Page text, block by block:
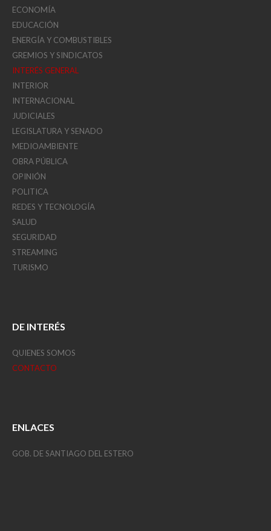
ECONOMÍA
EDUCACIÓN
ENERGÍA Y COMBUSTIBLES
GREMIOS Y SINDICATOS
INTERÉS GENERAL
INTERIOR
INTERNACIONAL
JUDICIALES
LEGISLATURA Y SENADO
MEDIOAMBIENTE
OBRA PÚBLICA
OPINIÓN
POLITICA
REDES Y TECNOLOGÍA
SALUD
SEGURIDAD
STREAMING
TURISMO
DE INTERÉS
QUIENES SOMOS
CONTACTO
ENLACES
GOB. DE SANTIAGO DEL ESTERO